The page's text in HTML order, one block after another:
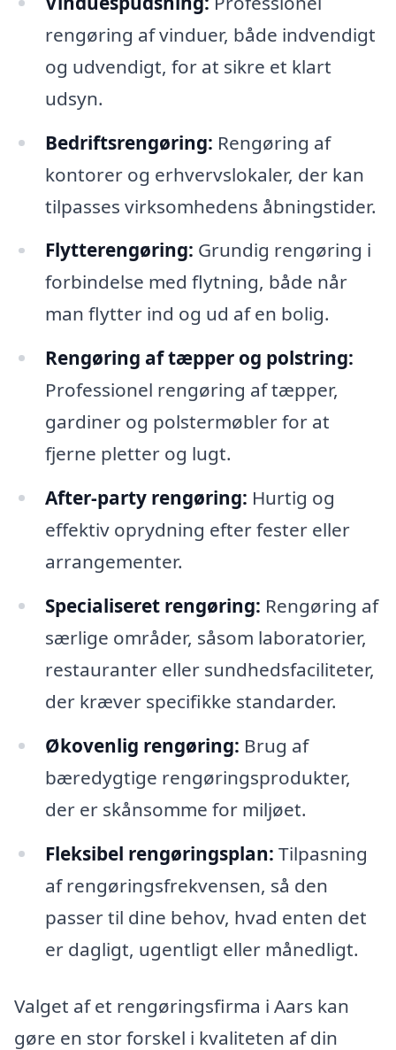
rengøring af vinduer, både indvendigt
og udvendigt, for at sikre et klart
udsyn.
Bedriftsrengøring: Rengøring af
kontorer og erhvervslokaler, der kan
tilpasses virksomhedens åbningstider.
Flytterengøring: Grundig rengøring i
forbindelse med flytning, både når
man flytter ind og ud af en bolig.
Rengøring af tæpper og polstring:
Professionel rengøring af tæpper,
gardiner og polstermøbler for at
fjerne pletter og lugt.
After-party rengøring: Hurtig og
effektiv oprydning efter fester eller
arrangementer.
Specialiseret rengøring: Rengøring af
særlige områder, såsom laboratorier,
restauranter eller sundhedsfaciliteter,
der kræver specifikke standarder.
Økovenlig rengøring: Brug af
bæredygtige rengøringsprodukter,
der er skånsomme for miljøet.
Fleksibel rengøringsplan: Tilpasning
af rengøringsfrekvensen, så den
passer til dine behov, hvad enten det
er dagligt, ugentligt eller månedligt.
Valget af et rengøringsfirma i Aars kan
gøre en stor forskel i kvaliteten af din